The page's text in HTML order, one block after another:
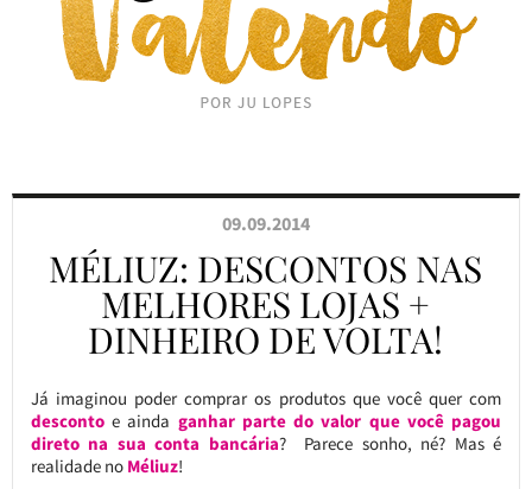
09.09.2014
MÉLIUZ: DESCONTOS NAS
MELHORES LOJAS +
DINHEIRO DE VOLTA!
Já imaginou poder comprar os produtos que você quer com
descontoe ainda ganhar parte do valor que você pagou
direto na sua conta bancária? Parece sonho, né? Mas é
realidade noMéliuz!